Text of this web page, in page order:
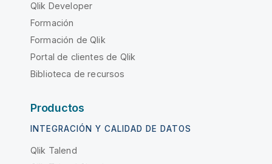
Qlik Developer
Formación
Formación de Qlik
Portal de clientes de Qlik
Biblioteca de recursos
Productos
INTEGRACIÓN Y CALIDAD DE DATOS
Qlik Talend